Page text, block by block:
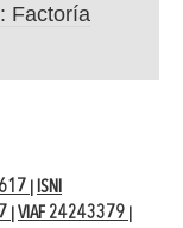
Factoría
ISNI
VIAF 24243379